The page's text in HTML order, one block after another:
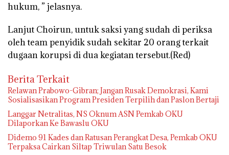
hukum, ” jelasnya.
Lanjut Choirun, untuk saksi yang sudah di periksa
oleh team penyidik sudah sekitar 20 orang terkait
dugaan korupsi di dua kegiatan tersebut.(Red)
Berita Terkait
Relawan Prabowo-Gibran; Jangan Rusak Demokrasi, Kami
Sosialisasikan Program Presiden Terpilih dan Paslon Bertaji
Langgar Netralitas, NS Oknum ASN Pemkab OKU
Dilaporkan Ke Bawaslu OKU
Didemo 91 Kades dan Ratusan Perangkat Desa, Pemkab OKU
Terpaksa Cairkan Siltap Triwulan Satu Besok